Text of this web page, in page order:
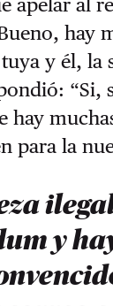
hay
y él, la
“Si,
hay
para la
y